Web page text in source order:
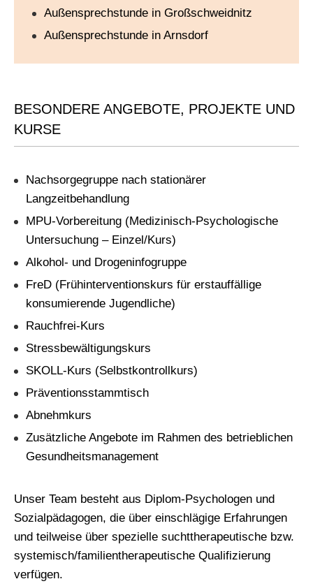
Außensprechstunde in Großschweidnitz
Außensprechstunde in Arnsdorf
BESONDERE ANGEBOTE, PROJEKTE UND
KURSE
Nachsorgegruppe nach stationärer
Langzeitbehandlung
MPU-Vorbereitung (Medizinisch-Psychologische
Untersuchung – Einzel/Kurs)
Alkohol- und Drogeninfogruppe
FreD (Frühinterventionskurs für erstauffällige
konsumierende Jugendliche)
Rauchfrei-Kurs
Stressbewältigungskurs
SKOLL-Kurs (Selbstkontrollkurs)
Präventionsstammtisch
Abnehmkurs
Zusätzliche Angebote im Rahmen des betrieblichen
Gesundheitsmanagement
Unser Team besteht aus Diplom-Psychologen und
Sozialpädagogen, die über einschlägige Erfahrungen
und teilweise über spezielle suchttherapeutische bzw.
systemisch/familientherapeutische Qualifizierung
verfügen.